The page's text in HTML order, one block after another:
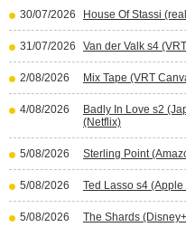
30/07/2026 House Of Stassi
31/07/2026 Van der Valk s4
2/08/2026 Mix Tape (VRT
4/08/2026
Badly In Love s2
(Netflix)
5/08/2026 Sterling Point
5/08/2026 Ted Lasso s4 (Apple
5/08/2026 The Shards